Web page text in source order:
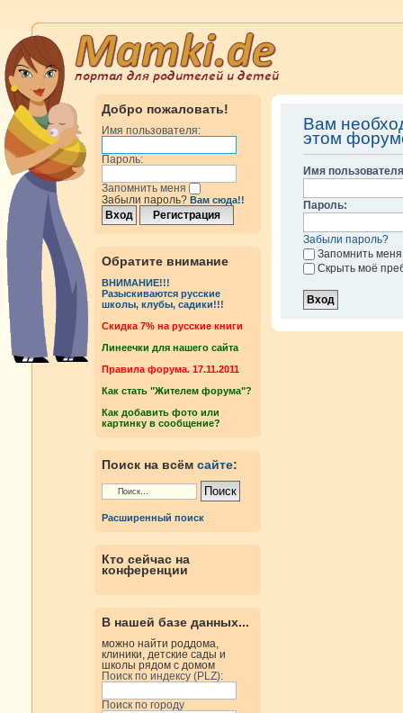
Добро пожаловать!
Имя пользователя:
Пароль:
Запомнить меня
Забыли пароль? Вам сюда!!
Обратите внимание
ВНИМАНИЕ!!!
Разыскиваются русские
школы, клубы, садики!!!
Cкидка 7% на русские книги
Линеечки для нашего сайта
Правила форума. 17.11.2011
Как стать "Жителем форума"?
Как добавить фото или
картинку в сообщение?
Поиск на всём сайте:
Расширенный поиск
Кто сейчас на
конференции
В нашей базе данных...
можно найти роддома,
клиники, детские сады и
школы рядом с домом
Поиск по индексу (PLZ):
Поиск по городу
Вам
этом
Имя
Пароль:
Забыли пароль?
Запомнить меня
Скрыть моё